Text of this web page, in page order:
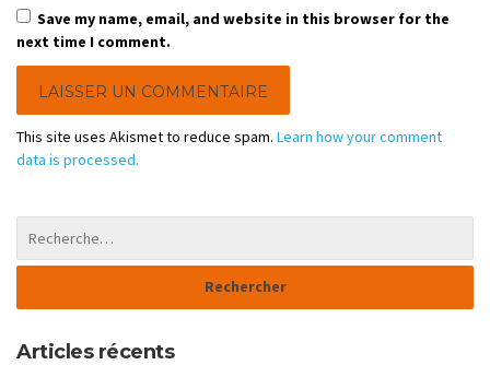
Save my name, email, and website in this browser for the
next time I comment.
This site uses Akismet to reduce spam. Learn how your comment
data is processed.
Articles récents